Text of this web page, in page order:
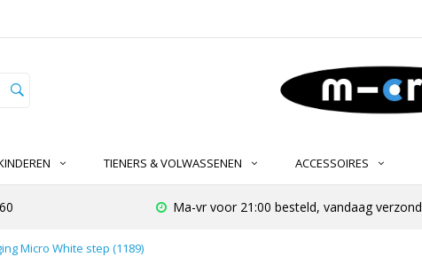
TIENERS & VOLWASSENEN ACCESSOIRES
Ma-vr voor 21:00 besteld, vandaag
Micro White step (1189)